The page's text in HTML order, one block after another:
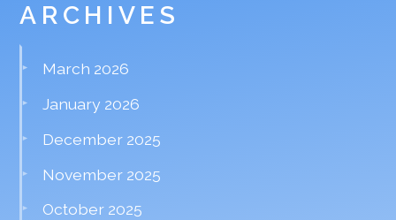
ARCHIVES
March 2026
January 2026
December 2025
November 2025
October 2025